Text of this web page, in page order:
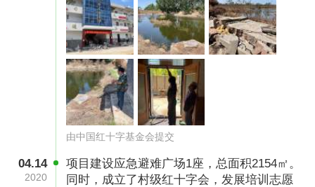
由中国红十字基金会提交
04.14
2020
项目建设应急避难广场1座，总面积2154㎡。
同时，成立了村级红十字会，发展培训志愿